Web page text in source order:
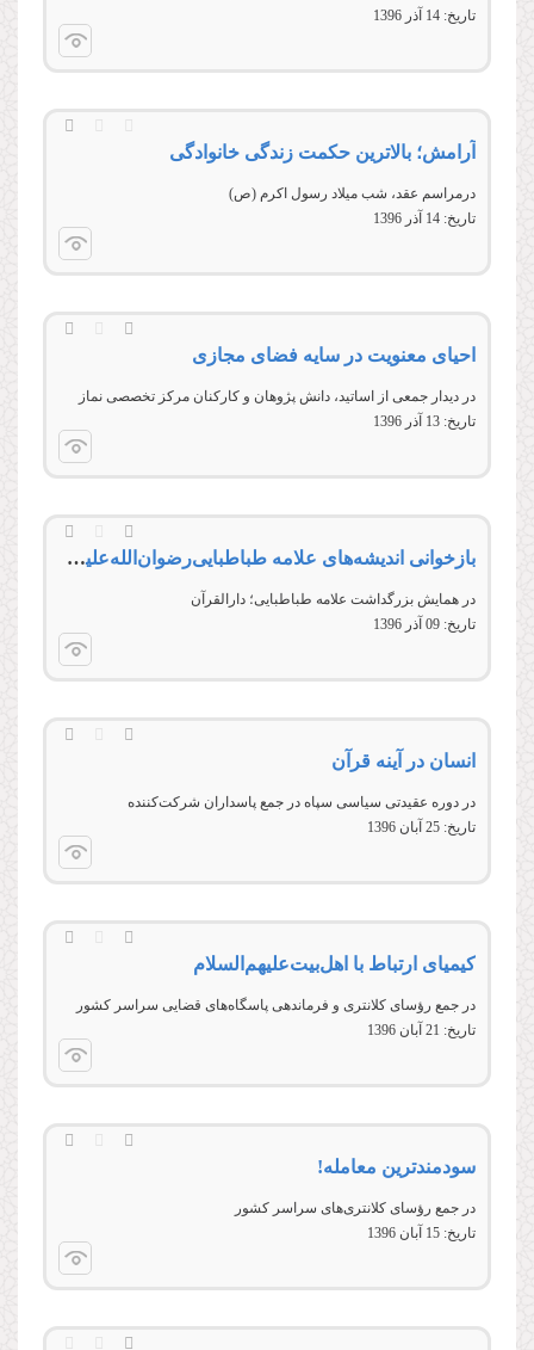
تاریخ: 14 آذر 1396
آرامش؛ بالاترین حکمت زندگی خانوادگی
درمراسم عقد، شب ميلاد رسول اکرم (ص)
تاریخ: 14 آذر 1396
احیای معنویت در سایه فضای مجازی
در ديدار جمعی از اساتيد، دانش پژوهان و کارکنان مرکز تخصصی نماز
تاریخ: 13 آذر 1396
بازخوانی اندیشه‌های علامه طباطبایی‌رضوان‌‌الله‌‌علیه در باب ولایت‌فقیه و حکومت اسلامی
در همایش بزرگداشت علامه طباطبایی؛ دارالقرآن
تاریخ: 09 آذر 1396
انسان در آینه قرآن
در دوره عقیدتی سیاسی سپاه در جمع پاسداران شرکت‌کننده
تاریخ: 25 آبان 1396
کیمیای ارتباط با اهل‌بیت‌‌علیهم‌السلام
در جمع رؤسای کلانتری و فرماندهی پاسگاه‌های قضایی سراسر کشور
تاریخ: 21 آبان 1396
سودمندترین معامله!
در جمع رؤسای کلانتری‌های سراسر کشور
تاریخ: 15 آبان 1396